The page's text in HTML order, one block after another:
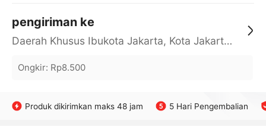
pengiriman ke
Daerah Khusus Ibukota Jakarta, Kota Jakarta Barat, Cengkareng, yy
Ongkir: Rp8.500
Produk dikirimkan maks 48 jam 5 Hari Pengembalian